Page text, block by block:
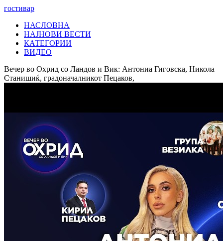
гостивар
НАСЛОВНА
НАЈНОВИ ВЕСТИ
КАТЕГОРИИ
ВИДЕО
Вечер во Охрид со Ландов и Вик: Антониа Гиговска, Никола
Станишиќ, градоначалникот Пецаков,